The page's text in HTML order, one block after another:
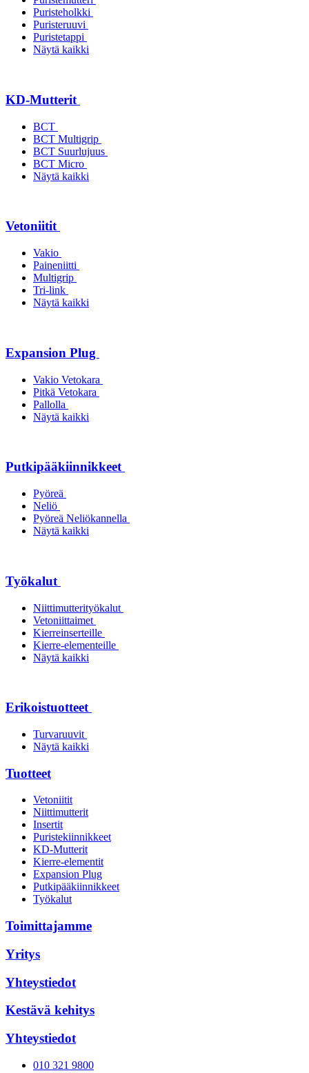
Puristeholkki
Puristeruuvi
Puristetappi
Näytä kaikki
KD-Mutterit
BCT
BCT Multigrip
BCT Suurlujuus
BCT Micro
Näytä kaikki
Vetoniitit
Vakio
Paineniitti
Multigrip
Tri-link
Näytä kaikki
Expansion Plug
Vakio Vetokara
Pitkä Vetokara
Pallolla
Näytä kaikki
Putkipääkiinnikkeet
Pyöreä
Neliö
Pyöreä Neliökannella
Näytä kaikki
Työkalut
Niittimutterityökalut
Vetoniittaimet
Kierreinserteille
Kierre-elementeille
Näytä kaikki
Erikoistuotteet
Turvaruuvit
Näytä kaikki
Tuotteet
Vetoniitit
Niittimutterit
Insertit
Puristekiinnikkeet
KD-Mutterit
Kierre-elementit
Expansion Plug
Putkipääkiinnikkeet
Työkalut
Toimittajamme
Yritys
Yhteystiedot
Kestävä kehitys
Yhteystiedot
010 321 9800